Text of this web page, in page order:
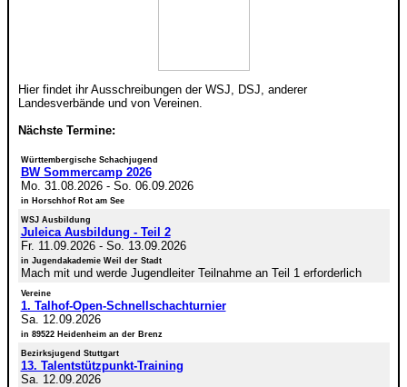
Hier findet ihr Ausschreibungen der WSJ, DSJ, anderer
Landesverbände und von Vereinen.
Nächste Termine:
Württembergische Schachjugend
BW Sommercamp 2026
Mo. 31.08.2026- So. 06.09.2026
in Horschhof Rot am See
WSJ Ausbildung
Juleica Ausbildung - Teil 2
Fr. 11.09.2026- So. 13.09.2026
in Jugendakademie Weil der Stadt
Mach mit und werde Jugendleiter Teilnahme an Teil 1 erforderlich
Vereine
1. Talhof-Open-Schnellschachturnier
Sa. 12.09.2026
in 89522 Heidenheim an der Brenz
Bezirksjugend Stuttgart
13. Talentstützpunkt-Training
Sa. 12.09.2026